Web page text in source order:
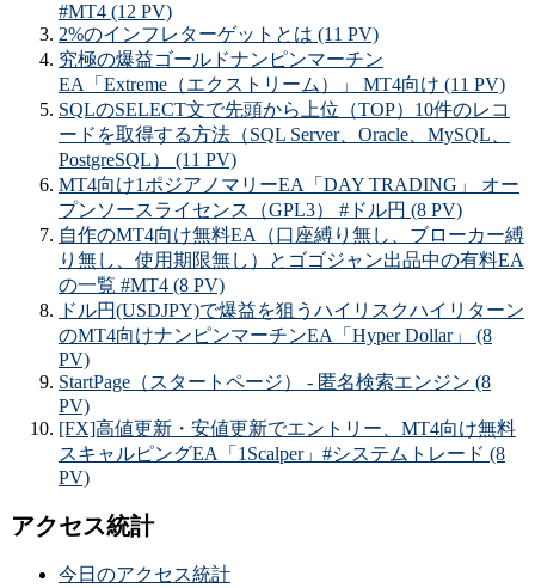
#MT4 (12 PV)
2%のインフレターゲットとは (11 PV)
究極の爆益ゴールドナンピンマーチン
EA「Extreme（エクストリーム）」 MT4向け (11 PV)
SQLのSELECT文で先頭から上位（TOP）10件のレコ
ードを取得する方法（SQL Server、Oracle、MySQL、
PostgreSQL） (11 PV)
MT4向け1ポジアノマリーEA「DAY TRADING」 オー
プンソースライセンス（GPL3） #ドル円 (8 PV)
自作のMT4向け無料EA（口座縛り無し、ブローカー縛
り無し、使用期限無し）とゴゴジャン出品中の有料EA
の一覧 #MT4 (8 PV)
ドル円(USDJPY)で爆益を狙うハイリスクハイリターン
のMT4向けナンピンマーチンEA「Hyper Dollar」 (8
PV)
StartPage（スタートページ） - 匿名検索エンジン (8
PV)
[FX]高値更新・安値更新でエントリー、MT4向け無料
スキャルピングEA「1Scalper」#システムトレード (8
PV)
アクセス統計
今日のアクセス統計